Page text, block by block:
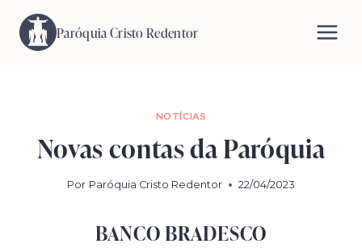
para
Paróquia Cristo Redentor
NOTÍCIAS
Novas contas da Paróquia
Por Paróquia Cristo Redentor 22/04/2023
BANCO BRADESCO